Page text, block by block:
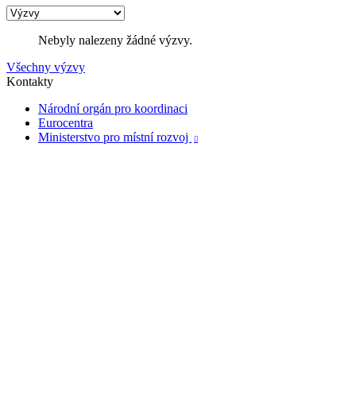
Nebyly nalezeny žádné výzvy.
Všechny výzvy
Kontakty
Národní orgán pro koordinaci
Eurocentra
Ministerstvo pro místní rozvoj
